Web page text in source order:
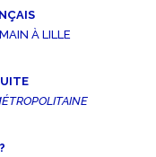
À LILLE